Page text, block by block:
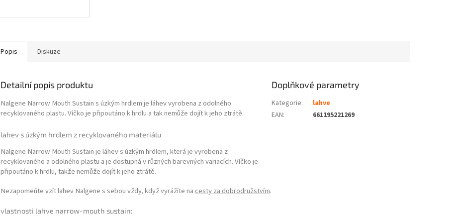
Popis Diskuze
Detailní popis produktu
Nalgene Narrow Mouth Sustain s úzkým hrdlem je láhev vyrobena z odolného
recyklovaného plastu. Víčko je připoutáno k hrdlu a tak nemůže dojít k jeho ztrátě.
lahev s úzkým hrdlem z recyklovaného materiálu
Nalgene Narrow Mouth Sustain je láhev s úzkým hrdlem, která je vyrobena z
recyklovaného a odolného plastu a je dostupná v různých barevných variacích. Víčko je
připoutáno k hrdlu, takže nemůže dojít k jeho ztrátě.
Nezapomeňte vzít lahev Nalgene s sebou vždy, když vyrážíte nacesty za dobrodružstvím.
vlastnosti lahve narrow-mouth sustain:
Doplňkové parametry
Kategorie:
lahve
EAN: 661195221269